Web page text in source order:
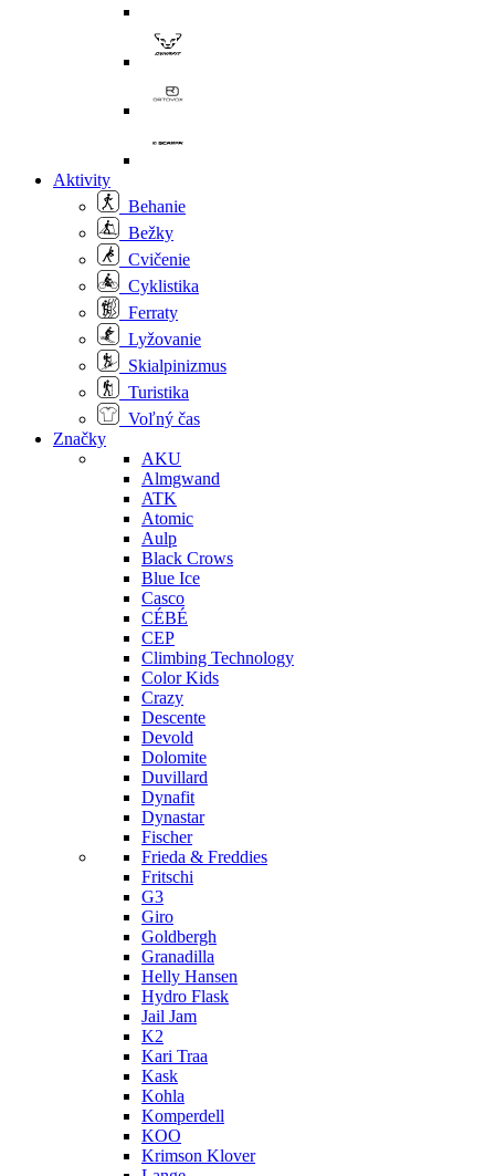
Aktivity
Behanie
Bežky
Cvičenie
Cyklistika
Ferraty
Lyžovanie
Skialpinizmus
Turistika
Voľný čas
Značky
AKU
Almgwand
ATK
Atomic
Aulp
Black Crows
Blue Ice
Casco
CÉBÉ
CEP
Climbing Technology
Color Kids
Crazy
Descente
Devold
Dolomite
Duvillard
Dynafit
Dynastar
Fischer
Frieda & Freddies
Fritschi
G3
Giro
Goldbergh
Granadilla
Helly Hansen
Hydro Flask
Jail Jam
K2
Kari Traa
Kask
Kohla
Komperdell
KOO
Krimson Klover